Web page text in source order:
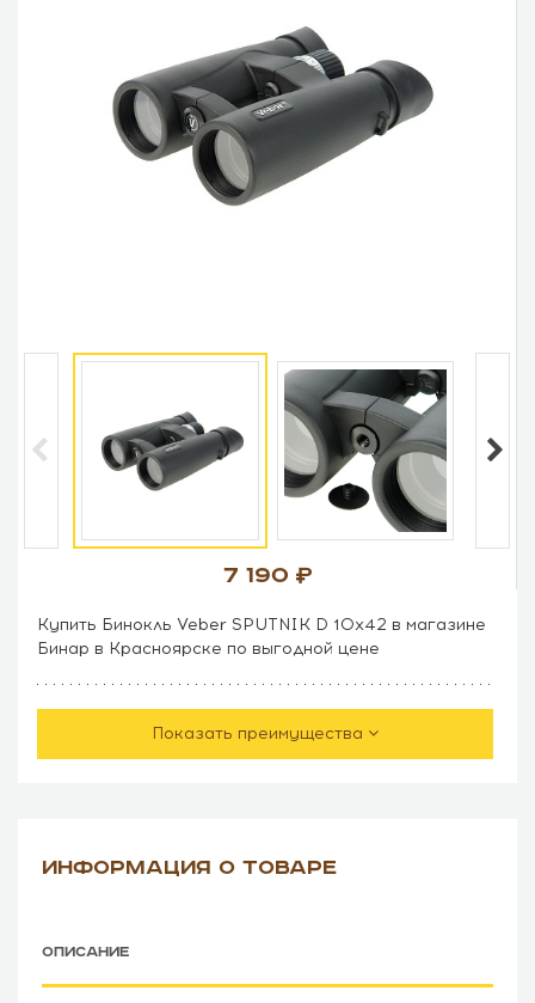
7 190
Купить Бинокль Veber SPUTNIK D 10х42 в магазине
Бинар в Красноярске по выгодной цене
Показать преимущества
ИНФОРМАЦИЯ О ТОВАРЕ
ОПИСАНИЕ